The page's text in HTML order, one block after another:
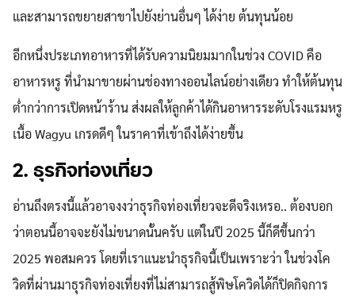
และสามารถขยายสาขาไปยังย่านอื่นๆ ได้ง่าย ต้นทุนน้อย
อีกหนึ่งประเภทอาหารที่ได้รับความนิยมมากในช่วง COVID คือ
อาหารหรู ที่นำมาขายผ่านช่องทางออนไลน์อย่างเดียว ทำให้ต้นทุน
ต่ำกว่าการเปิดหน้าร้าน ส่งผลให้ลูกค้าได้กินอาหารระดับโรงแรมหรู
เนื้อ Wagyu เกรดดีๆ ในราคาที่เข้าถึงได้ง่ายขึ้น
2. ธุรกิจท่องเที่ยว
อ่านถึงตรงนี้แล้วอาจงงว่าธุรกิจท่องเที่ยวจะดีจริงเหรอ.. ต้องบอก
ว่าตอนนี้อาจจะยังไม่ขนาดนั้นครับ แต่ในปี 2025 นี้ก็ดีขึ้นกว่า
2025 พอสมควร โดยที่เราแนะนำธุรกิจนี้เป็นเพราะว่า ในช่วงโค
วิดที่ผ่านมาธุรกิจท่องเที่ยงที่ไม่สามารถสู้พิษโควิดได้ก็ปิดกิจการ